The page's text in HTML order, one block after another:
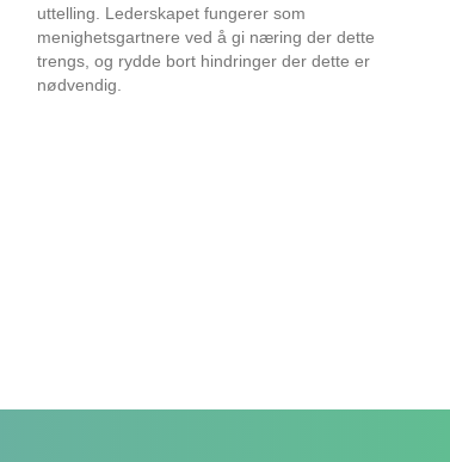
uttelling. Lederskapet fungerer som
menighetsgartnere ved å gi næring der dette
trengs, og rydde bort hindringer der dette er
nødvendig.